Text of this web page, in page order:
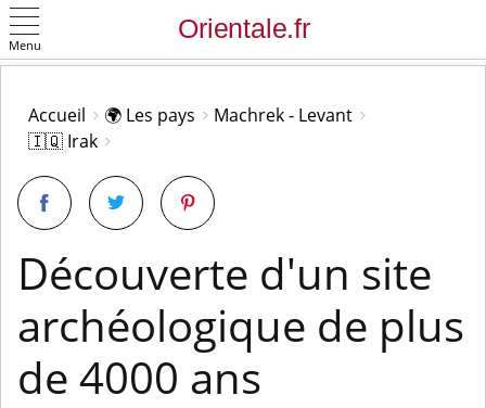
Menu
Accueil 🌍 Les pays
Machrek - Levant
🇮🇶 Irak
Découverte d'un site
archéologique de plus
de 4000 ans